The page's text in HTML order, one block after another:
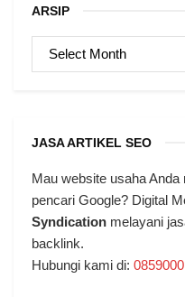
ARSIP
ARSIP
JASA ARTIKEL SEO
Mau website usaha
pencari Google? Digital
Syndication melayani
backlink.
Hubungi kami di: